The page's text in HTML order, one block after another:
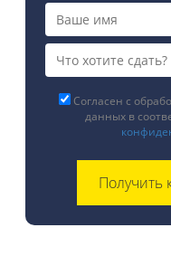
Согласен с
данных в